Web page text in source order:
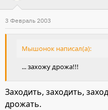
3 Февраль 2003
Мышонок написал(а):
... захожу дрожа!!!
Заходить, заходить,
дрожать.